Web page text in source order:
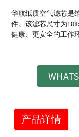
华航纸质空气滤芯是
件。该滤芯尺寸为
健康、更安全的工作
产品详情